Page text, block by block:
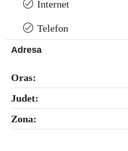
Internet
Telefon
Adresa
Oras:
Judet:
Zona: